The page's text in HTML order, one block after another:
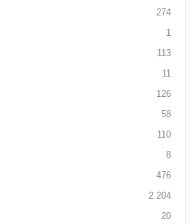
274
1
113
11
126
58
110
8
476
2 204
20